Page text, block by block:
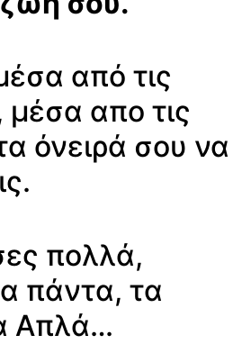
από τις
μέσα απο τις
όνειρά σου να
πολλά,
πάντα, τα
Απλά…